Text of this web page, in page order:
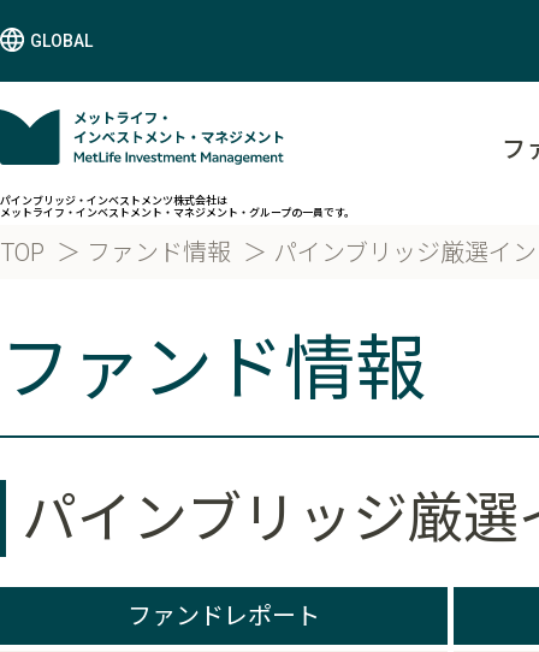
GLOBAL
パインブリッジ・インベストメンツ株式会社は
メットライフ・インベストメント・マネジメント・グループの一員です。
フ
TOP ファンド情報 パインブリッジ厳選イ
ファンド情報
パインブリッジ厳
ファンドレポート